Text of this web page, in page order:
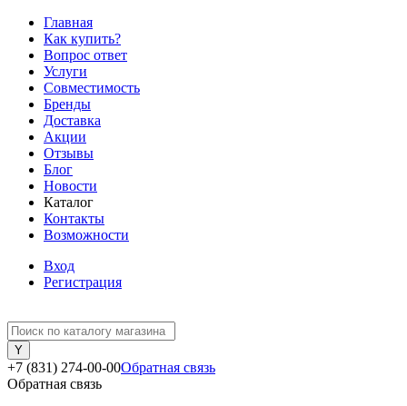
Главная
Как купить?
Вопрос ответ
Услуги
Совместимость
Бренды
Доставка
Акции
Отзывы
Блог
Новости
Каталог
Контакты
Возможности
Вход
Регистрация
+7 (831) 274-00-00Обратная связь
Обратная связь